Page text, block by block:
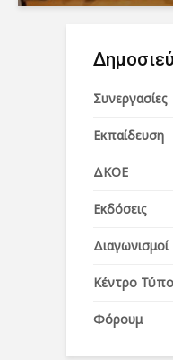
Συνεργασίες
Εκπαίδευση
ΔΚΟΕ
Εκδόσεις
Διαγωνισμοί
Κέντρο
Φόρουμ